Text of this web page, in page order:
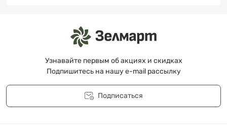
Узнавайте первым об акциях и скидках
Подпишитесь на нашу e-mail рассылку
Подписаться